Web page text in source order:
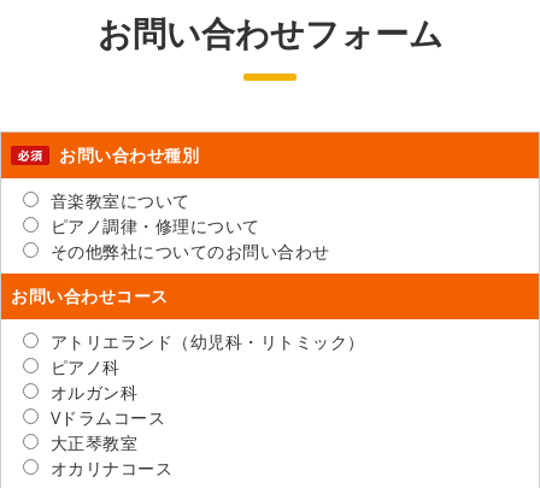
お問い合わせフォーム
お問い合わせ種別
音楽教室について
ピアノ調律・修理について
その他弊社についてのお問い合わせ
お問い合わせコース
アトリエランド（幼児科・リトミック）
ピアノ科
オルガン科
Vドラムコース
大正琴教室
オカリナコース